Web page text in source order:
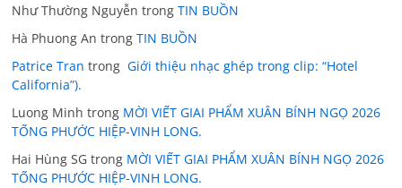
Như Thường Nguyễn trongTIN BUỒN
Hà Phuong An trongTIN BUỒN
Patrice Tran trong Giới thiệu nhạc ghép trong clip: “Hotel
California”).
Luong Minh trong MỜI VIẾT GIAI PHẨM XUÂN BÍNH NGỌ 2026
TỐNG PHƯỚC HIỆP-VINH LONG.
Hai Hùng SG trong MỜI VIẾT GIAI PHẨM XUÂN BÍNH NGỌ 2026
TỐNG PHƯỚC HIỆP-VINH LONG.